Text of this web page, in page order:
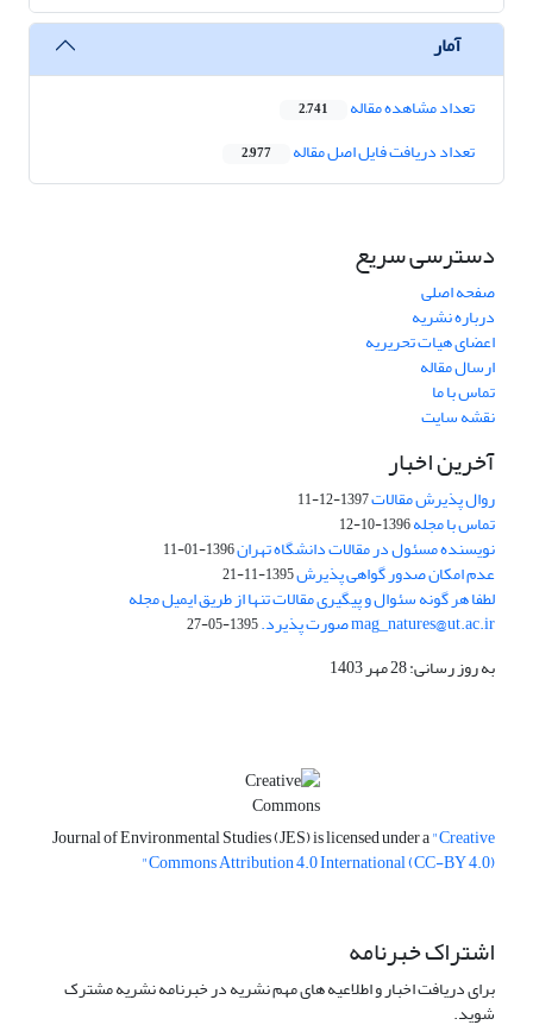
آمار
تعداد مشاهده مقاله 2,741
تعداد دریافت فایل اصل مقاله 2,977
دسترسی سریع
صفحه اصلی
درباره نشریه
اعضای هیات تحریریه
ارسال مقاله
تماس با ما
نقشه سایت
آخرین اخبار
روال پذیرش مقالات1397-12-11
تماس با مجله1396-10-12
نویسنده مسئول در مقالات دانشگاه تهران1396-01-11
عدم امکان صدور گواهی پذیرش1395-11-21
لطفا هر گونه سئوال و پیگیری مقالات تنها از طریق ایمیل مجله
mag_natures@ut.ac.ir صورت پذیرد. 1395-05-27
به روز رسانی: 28 مهر 1403
Journal of Environmental Studies (JES) is licensed under a"Creative
Commons Attribution 4.0 International (CC-BY 4.0)"
اشتراک خبرنامه
برای دریافت اخبار و اطلاعیه های مهم نشریه در خبرنامه نشریه مشترک
شوید.